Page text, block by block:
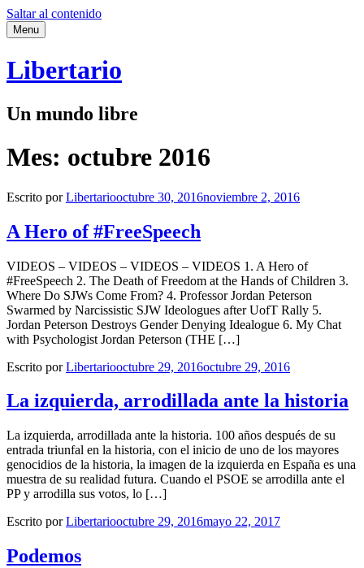
Saltar al contenido
Menu
Libertario
Un mundo libre
Mes: octubre 2016
Escrito porLibertariooctubre 30, 2016noviembre 2, 2016
A Hero of #FreeSpeech
VIDEOS – VIDEOS – VIDEOS – VIDEOS 1. A Hero of
#FreeSpeech 2. The Death of Freedom at the Hands of Children 3.
Where Do SJWs Come From? 4. Professor Jordan Peterson
Swarmed by Narcissistic SJW Ideologues after UofT Rally 5.
Jordan Peterson Destroys Gender Denying Idealogue 6. My Chat
with Psychologist Jordan Peterson (THE […]
Escrito porLibertariooctubre 29, 2016octubre 29, 2016
La izquierda, arrodillada ante la historia
La izquierda, arrodillada ante la historia. 100 años después de su
entrada triunfal en la historia, con el inicio de uno de los mayores
genocidios de la historia, la imagen de la izquierda en España es una
muestra de su realidad futura. Cuando el PSOE se arrodilla ante el
PP y arrodilla sus votos, lo […]
Escrito porLibertariooctubre 29, 2016mayo 22, 2017
Podemos